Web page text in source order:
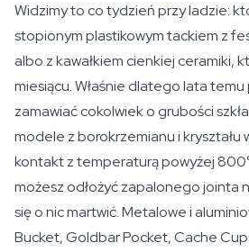
Widzimy to co tydzień przy ladzie:
stopionym plastikowym tackiem z
albo z kawałkiem cienkiej ceramiki,
miesiącu. Właśnie dlatego lata
zamawiać cokolwiek o grubości
modele z borokrzemianu i kryształu
kontakt z temperaturą powyżej
możesz odłożyć zapalonego jointa
się o nic martwić. Metalowe i
Bucket, Goldbar Pocket, Cache